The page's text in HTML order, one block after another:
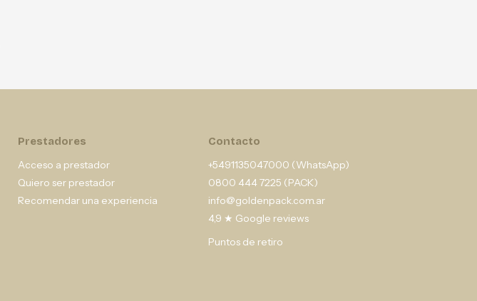
Prestadores
Acceso a prestador
Quiero ser prestador
Recomendar una experiencia
Contacto
+5491135047000 (WhatsApp)
0800 444 7225 (PACK)
info@goldenpack.com.ar
4,9 ★ Google reviews
Puntos de retiro